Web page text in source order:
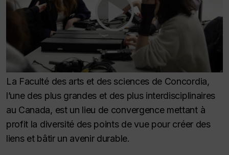
La Faculté des arts et des sciences de Concordia,
l’une des plus grandes et des plus interdisciplinaires
au Canada, est un lieu de convergence mettant à
profit la diversité des points de vue pour créer des
liens et bâtir un avenir durable.